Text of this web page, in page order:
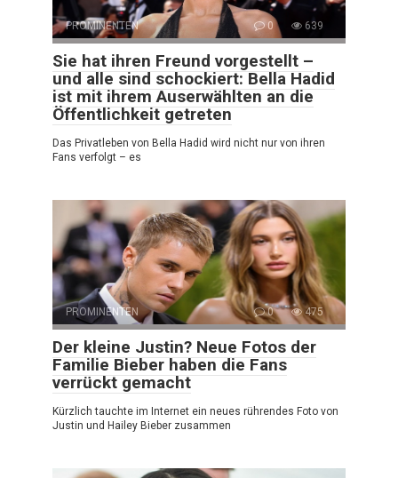
PROMINENTEN 0 639
Sie hat ihren Freund vorgestellt –
und alle sind schockiert: Bella Hadid
ist mit ihrem Auserwählten an die
Öffentlichkeit getreten
Das Privatleben von Bella Hadid wird nicht nur von ihren
Fans verfolgt – es
PROMINENTEN 0 475
Der kleine Justin? Neue Fotos der
Familie Bieber haben die Fans
verrückt gemacht
Kürzlich tauchte im Internet ein neues rührendes Foto von
Justin und Hailey Bieber zusammen